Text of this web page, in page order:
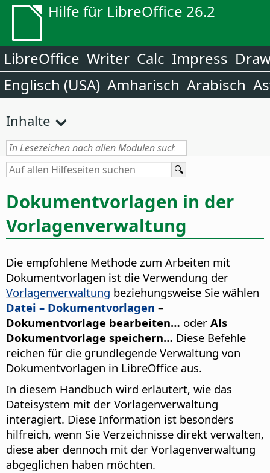
Hilfe für LibreOffice 26.2
LibreOffice Writer Calc Impress
Englisch (USA) Amharisch Arabisch
Inhalte
Dokumentvorlagen in der
Vorlagenverwaltung
Die empfohlene Methode zum Arbeiten mit
Dokumentvorlagen ist die Verwendung der
Vorlagenverwaltung beziehungsweise Sie wählen
Datei – Dokumentvorlagen –
Dokumentvorlage bearbeiten… oder Als
Dokumentvorlage speichern… Diese Befehle
reichen für die grundlegende Verwaltung von
Dokumentvorlagen in LibreOffice aus.
In diesem Handbuch wird erläutert, wie das
Dateisystem mit der Vorlagenverwaltung
interagiert. Diese Information ist besonders
hilfreich, wenn Sie Verzeichnisse direkt verwalten,
diese aber dennoch mit der Vorlagenverwaltung
abgeglichen haben möchten.